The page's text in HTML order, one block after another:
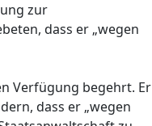
zur
dass er „wegen
Verfügung begehrt. Er
dass er „wegen